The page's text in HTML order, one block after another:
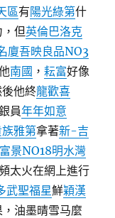
區有陽光綠第什
，但英倫巴洛克
廈吾映良品NO3
南國 ，耘富好像
後他終龍歡喜
員年年如意
族雅第拿著新-吉
富景NO18明水灣
太火在網上進行
武聖福星鮮穎漢
油墨晴雪马麼